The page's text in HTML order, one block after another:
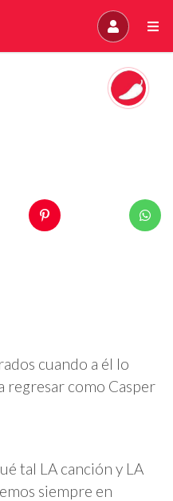
cuando a él lo
regresar como Casper
tal LA canción y LA
siempre en